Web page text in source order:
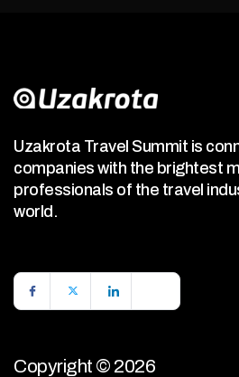
Uzakrota Travel Summit is
companies with the brightest
professionals of the travel
world.
Copyright © 2026